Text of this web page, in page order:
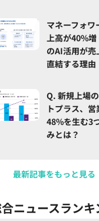
マネーフォワ
上高が40%増
のAI活用が売
直結する理由
Q. 新規上場
トプラス、
48%を生む3
みとは？
最新記事をもっと見る
ニュースランキ